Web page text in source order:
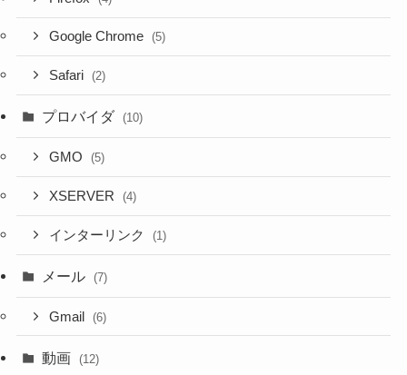
Google Chrome (5)
Safari (2)
プロバイダ (10)
GMO (5)
XSERVER (4)
インターリンク (1)
メール (7)
Gmail (6)
動画 (12)